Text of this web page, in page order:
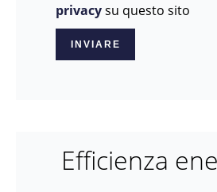
privacysu questo sito
INVIARE
Efficienza